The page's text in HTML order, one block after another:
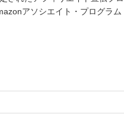
アソシエイト・プログラム